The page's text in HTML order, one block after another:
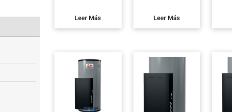
Leer Más Leer Más